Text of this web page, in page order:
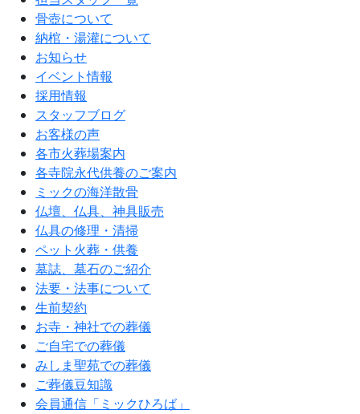
骨壺について
納棺・湯灌について
お知らせ
イベント情報
採用情報
スタッフブログ
お客様の声
各市火葬場案内
各寺院永代供養のご案内
ミックの海洋散骨
仏壇、仏具、神具販売
仏具の修理・清掃
ペット火葬・供養
墓誌、墓石のご紹介
法要・法事について
生前契約
お寺・神社での葬儀
ご自宅での葬儀
みしま聖苑での葬儀
ご葬儀豆知識
会員通信「ミックひろば」